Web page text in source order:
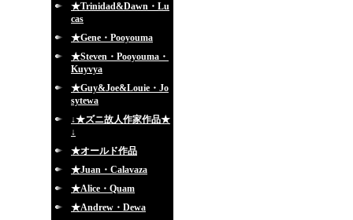
★Trinidad&Dawn・Lu
cas
★Gene・Pooyouma
★Steven・Pooyouma・
Kuyvya
★Guy&Joe&Louie・Jo
sytewa
↓★ズニ故人作家作品★
↓
★オールド作品
★Juan・Calavaza
★Alice・Quam
★Andrew・Dewa